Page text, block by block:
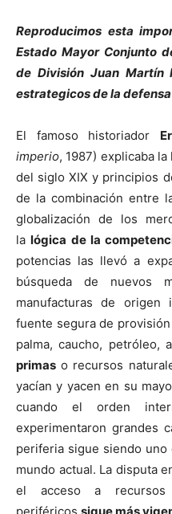
Reproducimos esta
Estado Mayor Conjunto
de División Juan Martín
estrategicos de la
El famoso historiador
imperio, 1987) explicaba
del siglo XIX y principios
de la combinación entre
globalización de los
lalógica de la
potencias las llevó a
búsqueda de nuevos
manufacturas de
fuente segura de
palma, caucho, petróleo,
primas o recursos
yacían y yacen en su
cuando el orden
experimentaron grandes
periferia sigue siendo
mundo actual. La disputa
el acceso a